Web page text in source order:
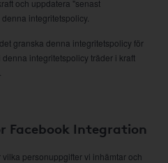
och uppdatera "senast
integritetspolicy.
granska denna integritetspolicy för
integritetspolicy träder i kraft
Facebook Integration
personuppgifter vi inhämtar och